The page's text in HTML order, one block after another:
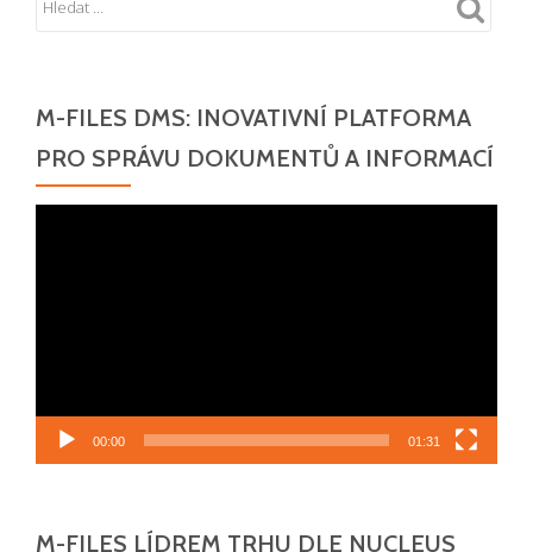
M-FILES DMS: INOVATIVNÍ PLATFORMA
PRO SPRÁVU DOKUMENTŮ A INFORMACÍ
00:00 01:31
M-FILES LÍDREM TRHU DLE NUCLEUS